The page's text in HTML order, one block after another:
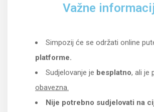
Važne
Simpozij će se održati online
platforme.
Sudjelovanje je besplatno, ali je
obavezna.
Nije potrebno sudjelovati na